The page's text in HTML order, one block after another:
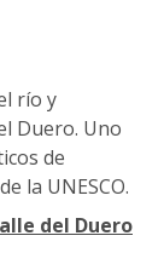
río y
Duero. Uno
de
la UNESCO.
del Duero